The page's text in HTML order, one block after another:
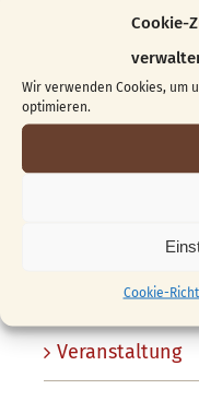
Cookie-
Wir verwenden Cookies, um
optimieren.
Cookie-
Schnitzklub
Unsere
Veranstaltung